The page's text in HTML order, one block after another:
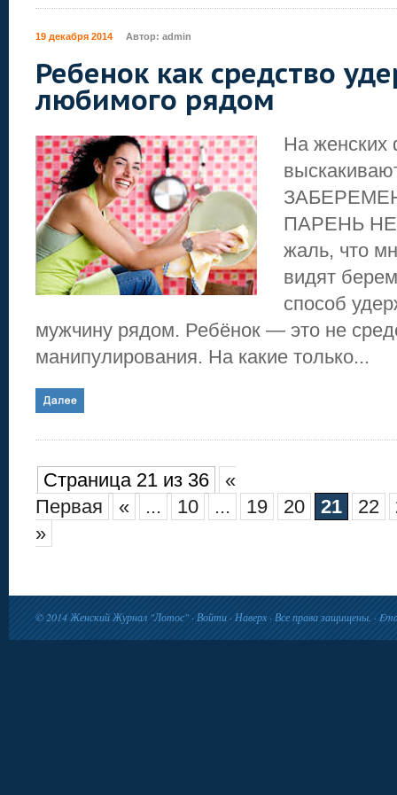
19 декабря 2014 Автор: admin
Ребенок как средство
любимого рядом
На женских
ПАРЕНЬ НЕ
жаль, что
видят
способ
мужчину рядом. Ребёнок — это не
манипулирования. На какие только...
Страница 21 из 36
«
Первая
« ... 10 ... 19 20 21 22
»
© 2014Женский Журнал "Лотос"·Войти·Наверх · Все права защищены. ·